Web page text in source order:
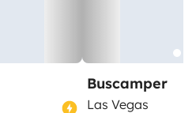
Buscamper
Las Vegas